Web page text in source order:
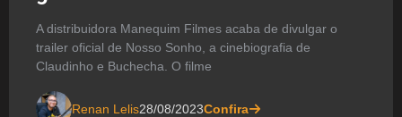
A distribuidora Manequim Filmes acaba de divulgar o
trailer oficial de Nosso Sonho, a cinebiografia de
Claudinho e Buchecha. O filme
Renan Lelis28/08/2023Confira